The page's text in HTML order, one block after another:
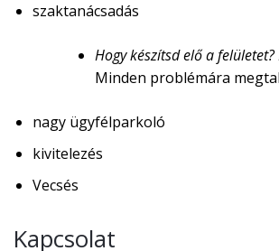
szaktanácsadás
Hogy készítsd elő a
Minden problémára
nagy ügyfélparkoló
kivitelezés
Vecsés
Kapcsolat